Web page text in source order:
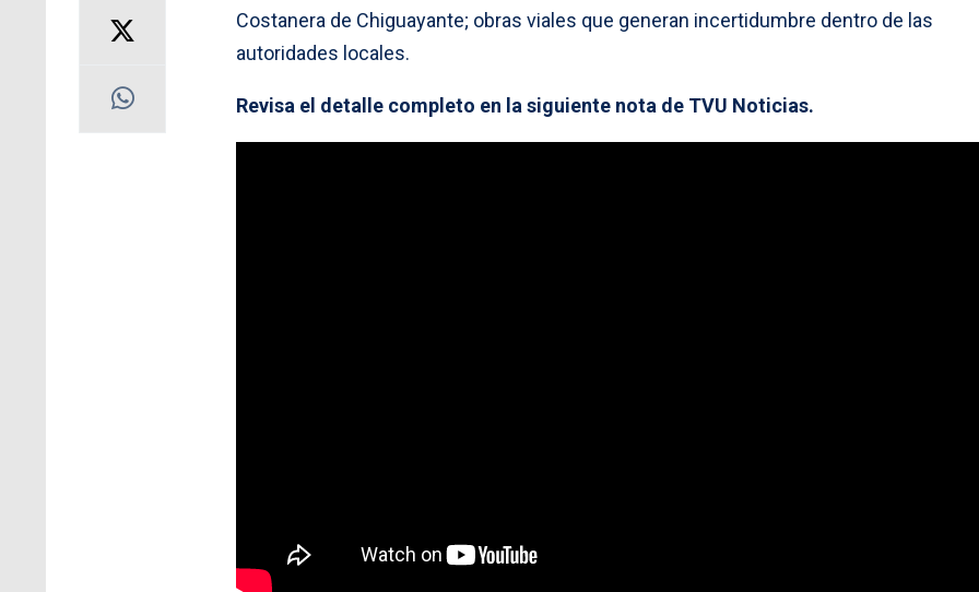
Costanera de Chiguayante; obras viales que generan incertidumbre dentro de las
autoridades locales.
Revisa el detalle completo en la siguiente nota de TVU Noticias.